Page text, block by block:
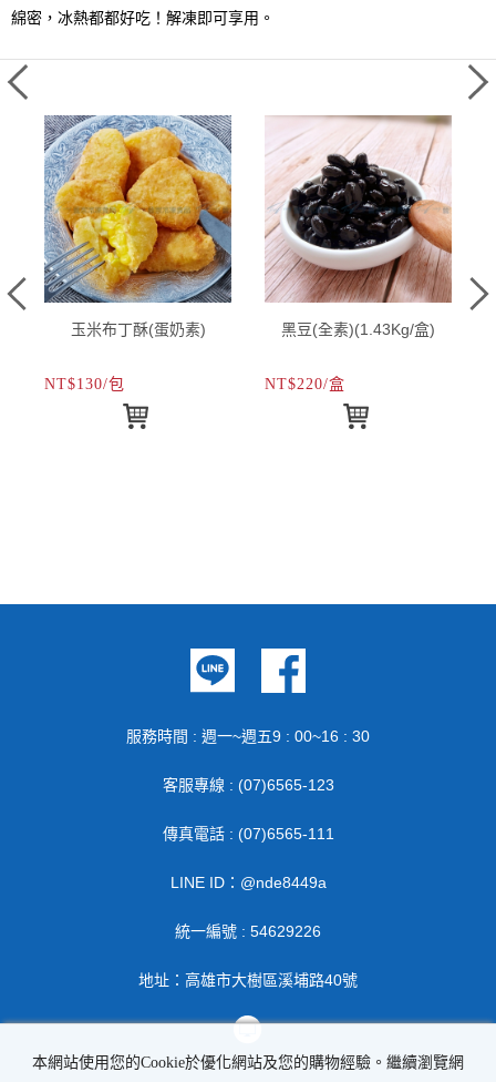
綿密，冰熱都都好吃！解凍即可享用。
玉米布丁酥(蛋奶素)
NT$130/包
黑豆(全素)(1.43Kg/盒)
NT$220/盒
服務時間 : 週一~週五9 : 00~16 : 30
客服專線 : (07)6565-123
傳真電話 : (07)6565-111
LINE ID：@nde8449a
統一編號 : 54629226
地址：高雄市大樹區溪埔路40號
本網站使用您的Cookie於優化網站及您的購物經驗。繼續瀏覽網